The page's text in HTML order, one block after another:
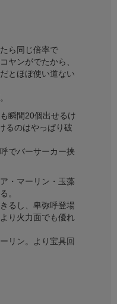
ら同じ倍率で
ヤンがでたから、
とほぼ使い道ない
瞬間20個出せるけ
るのはやっぱり破
でバーサーカー挟
・マーリン・玉藻
。
るし、卑弥呼登場
り火力面でも優れ
リン。より宝具回